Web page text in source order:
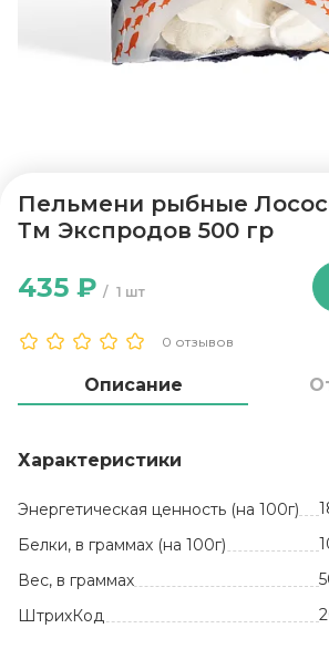
Пельмени рыбные
Тм Экспродов 500 гр
0 отзывов
1 шт
435 ₽
Описание
Характеристики
Энергетическая ценность (на 100г)
Белки, в граммах (на 100г)
Вес, в граммах
ШтрихКод